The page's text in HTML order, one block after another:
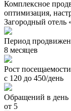
Комплексное
оптимизация,
Загородный отель
Период
8 месяцев
Рост посещаемости
с 120 до 450/день
Обращений в день
от 5